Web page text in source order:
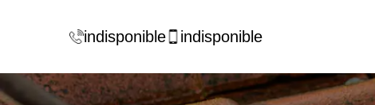
indisponible indisponible